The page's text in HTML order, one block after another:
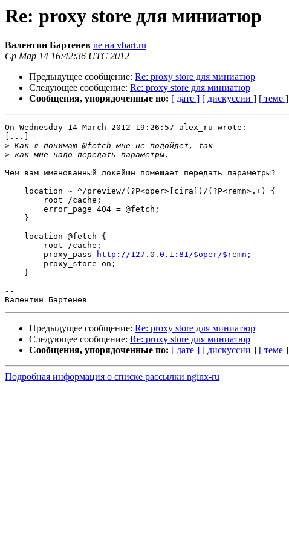
Re: proxy store для миниатюр
Валентин Бартенев ne на vbart.ru
Ср Мар 14 16:42:36 UTC 2012
Предыдущее сообщение: Re: proxy store для миниатюр
Следующее сообщение: Re: proxy store для миниатюр
Сообщения, упорядоченные по: [ дате ] [ дискуссии ] [ теме ]
On Wednesday 14 March 2012 19:26:57 alex_ru wrote:
[...]
>
>
Чем вам именованный локейшн помешает передать параметры?
        proxy_pass
http://127.0.0.1:81/$oper/$remn;
--
Предыдущее сообщение: Re: proxy store для миниатюр
Следующее сообщение: Re: proxy store для миниатюр
Сообщения, упорядоченные по: [ дате ] [ дискуссии ] [ теме ]
Подробная информация о списке рассылки nginx-ru